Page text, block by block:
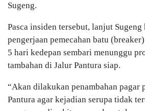
Sugeng.
Pasca insiden tersebut, lanjut
pengerjaan pemecahan batu
5 hari kedepan sembari menunggu
tambahan di Jalur Pantura siap.
“Akan dilakukan penambahan pagar
Pantura agar kejadian serupa tidak